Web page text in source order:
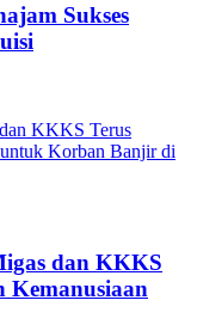
Sukses
dan KKKS
Kemanusiaan